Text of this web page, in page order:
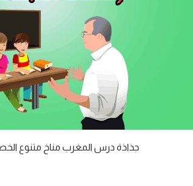
جذاذة درس المغرب مناخ متنوع